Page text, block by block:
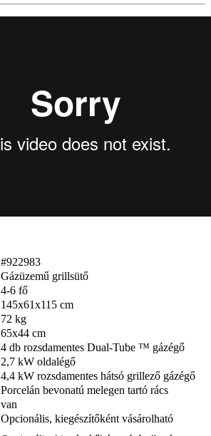
#922983
Gázüzemű grillsütő
4-6 fő
145x61x115 cm
72 kg
65x44 cm
4 db rozsdamentes Dual-Tube ™ gázégő
2,7 kW oldalégő
4,4 kW rozsdamentes hátsó grillező gázégő
Porcelán bevonatú melegen tartó rács
van
Opcionális, kiegészítőként vásárolható